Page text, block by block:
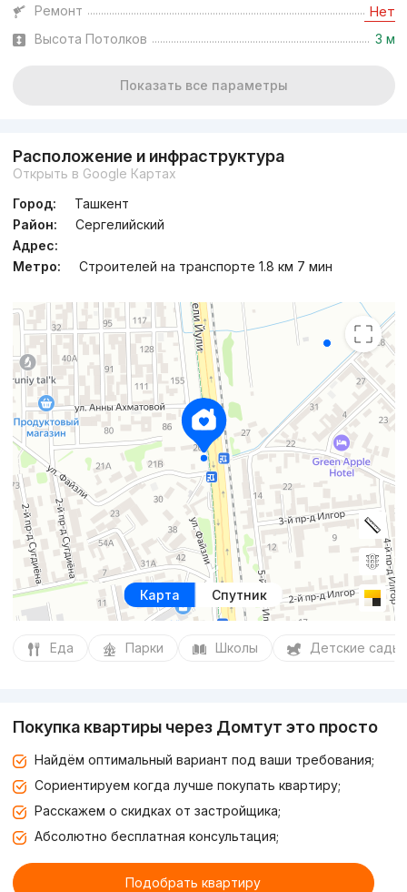
Ремонт Нет
Высота Потолков 3 м
Показать все параметры
Расположение и инфраструктура
Открыть в Google Картах
Город:
Ташкент
Район:
Сергелийский
Адрес:
Метро:
Строителей на транспорте 1.8 км 7 мин
Карта Спутник
Еда Парки Школы Детские сады
Покупка квартиры через Домтут это просто
Найдём оптимальный вариант под ваши требования;
Сориентируем когда лучше покупать квартиру;
Расскажем о скидках от застройщика;
Абсолютно бесплатная консультация;
Подобрать квартиру